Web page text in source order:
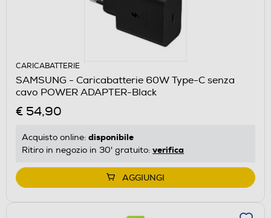
CARICABATTERIE
SAMSUNG - Caricabatterie 60W Type-C senza
cavo POWER ADAPTER-Black
€ 54,90
Acquisto online: disponibile
Ritiro in negozio in 30' gratuito: verifica
AGGIUNGI